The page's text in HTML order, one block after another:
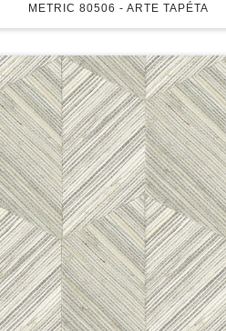
METRIC 80506 - ARTE TAPÉTA